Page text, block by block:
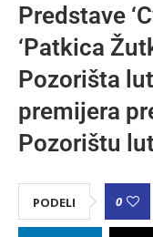
Predstave
‘Patkica
Pozorišta
premijera
Pozorištu
PODELI 0